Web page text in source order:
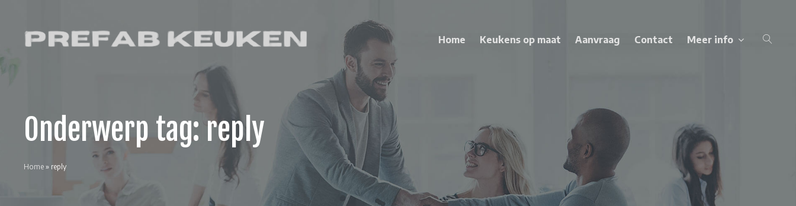
contentPrefab Keuken
Keukenwinkel
Home Keukens op maat Aanvraag Contact Meer info
Onderwerp tag: reply
Home » reply